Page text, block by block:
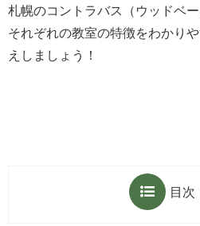
札幌のコントラバス（ウッドベ
それぞれの教室の特徴をわかり
えしましょう！
目次